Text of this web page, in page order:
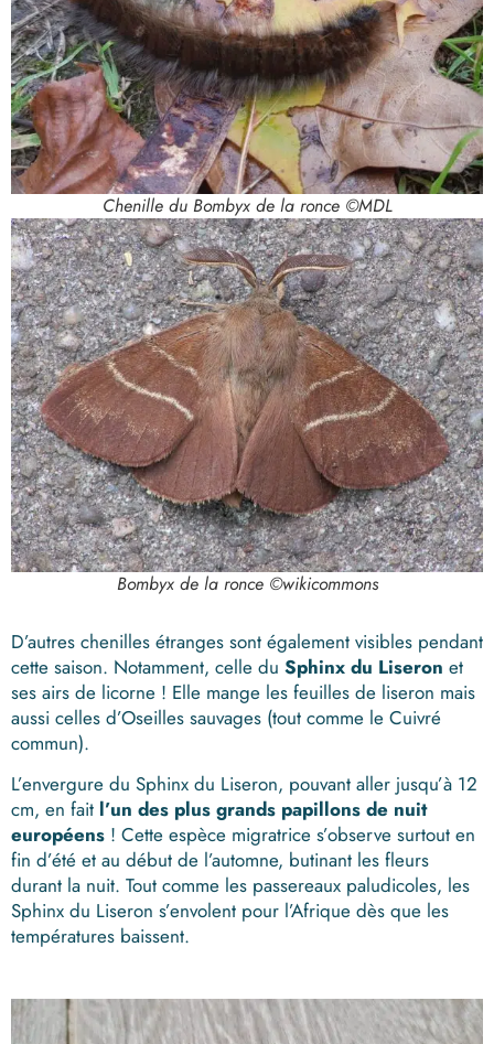
Chenille du Bombyx de la ronce ©MDL
Bombyx de la ronce ©wikicommons
D’autres chenilles étranges sont également visibles pendant
cette saison. Notamment, celle du Sphinx du Liseron et
ses airs de licorne ! Elle mange les feuilles de liseron mais
aussi celles d’Oseilles sauvages (tout comme le Cuivré
commun).
L’envergure du Sphinx du Liseron, pouvant aller jusqu’à 12
cm, en fait l’un des plus grands papillons de nuit
européens ! Cette espèce migratrice s’observe surtout en
fin d’été et au début de l’automne, butinant les fleurs
durant la nuit. Tout comme les passereaux paludicoles, les
Sphinx du Liseron s’envolent pour l’Afrique dès que les
températures baissent.